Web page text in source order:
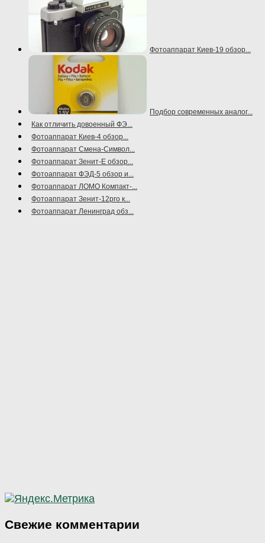
Фотоаппарат Киев-19 обзор...
Подбор современных аналог...
Как отличить довоенный ФЭ...
Фотоаппарат Киев-4 обзор...
Фотоаппарат Смена-Символ...
Фотоаппарат Зенит-Е обзор...
Фотоаппарат ФЭД-5 обзор и...
Фотоаппарат ЛОМО Компакт-...
Фотоаппарат Зенит-12pro к...
Фотоаппарат Ленинград обз...
Свежие комментарии